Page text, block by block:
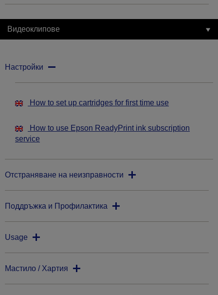
Видеоклипове
Настройки
How to set up cartridges for first time use
How to use Epson ReadyPrint ink subscription
service
Отстраняване на неизправности
Поддръжка и Профилактика
Usage
Мастило / Хартия